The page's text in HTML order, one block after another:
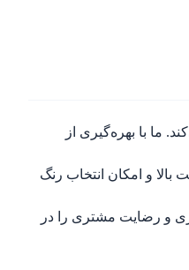
ما با بهره‌گیری از
و امکان انتخاب رنگ
و رضایت مشتری را در